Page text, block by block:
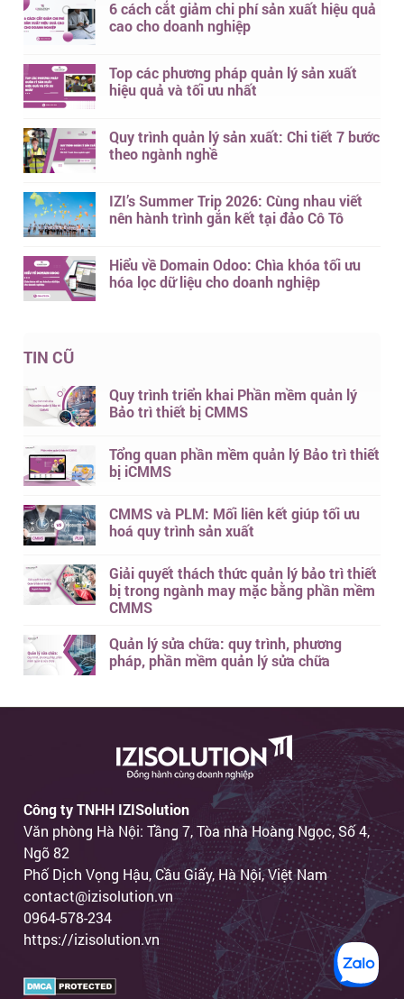
6 cách cắt giảm chi phí sản xuất hiệu quả
cao cho doanh nghiệp
Top các phương pháp quản lý sản xuất
hiệu quả và tối ưu nhất
Quy trình quản lý sản xuất: Chi tiết 7 bước
theo ngành nghề
IZI’s Summer Trip 2026: Cùng nhau viết
nên hành trình gắn kết tại đảo Cô Tô
Hiểu về Domain Odoo: Chìa khóa tối ưu
hóa lọc dữ liệu cho doanh nghiệp
TIN CŨ
Quy trình triển khai Phần mềm quản lý
Bảo trì thiết bị CMMS
Tổng quan phần mềm quản lý Bảo trì thiết
bị iCMMS
CMMS và PLM: Mối liên kết giúp tối ưu
hoá quy trình sản xuất
Giải quyết thách thức quản lý bảo trì thiết
bị trong ngành may mặc bằng phần mềm
CMMS
Quản lý sửa chữa: quy trình, phương
pháp, phần mềm quản lý sửa chữa
Công ty TNHH IZISolution
Văn phòng Hà Nội: Tầng 7, Tòa nhà Hoàng Ngọc, Số 4,
Ngõ 82
Phố Dịch Vọng Hậu, Cầu Giấy, Hà Nội, Việt Nam
contact@izisolution.vn
0964-578-234
https://izisolution.vn